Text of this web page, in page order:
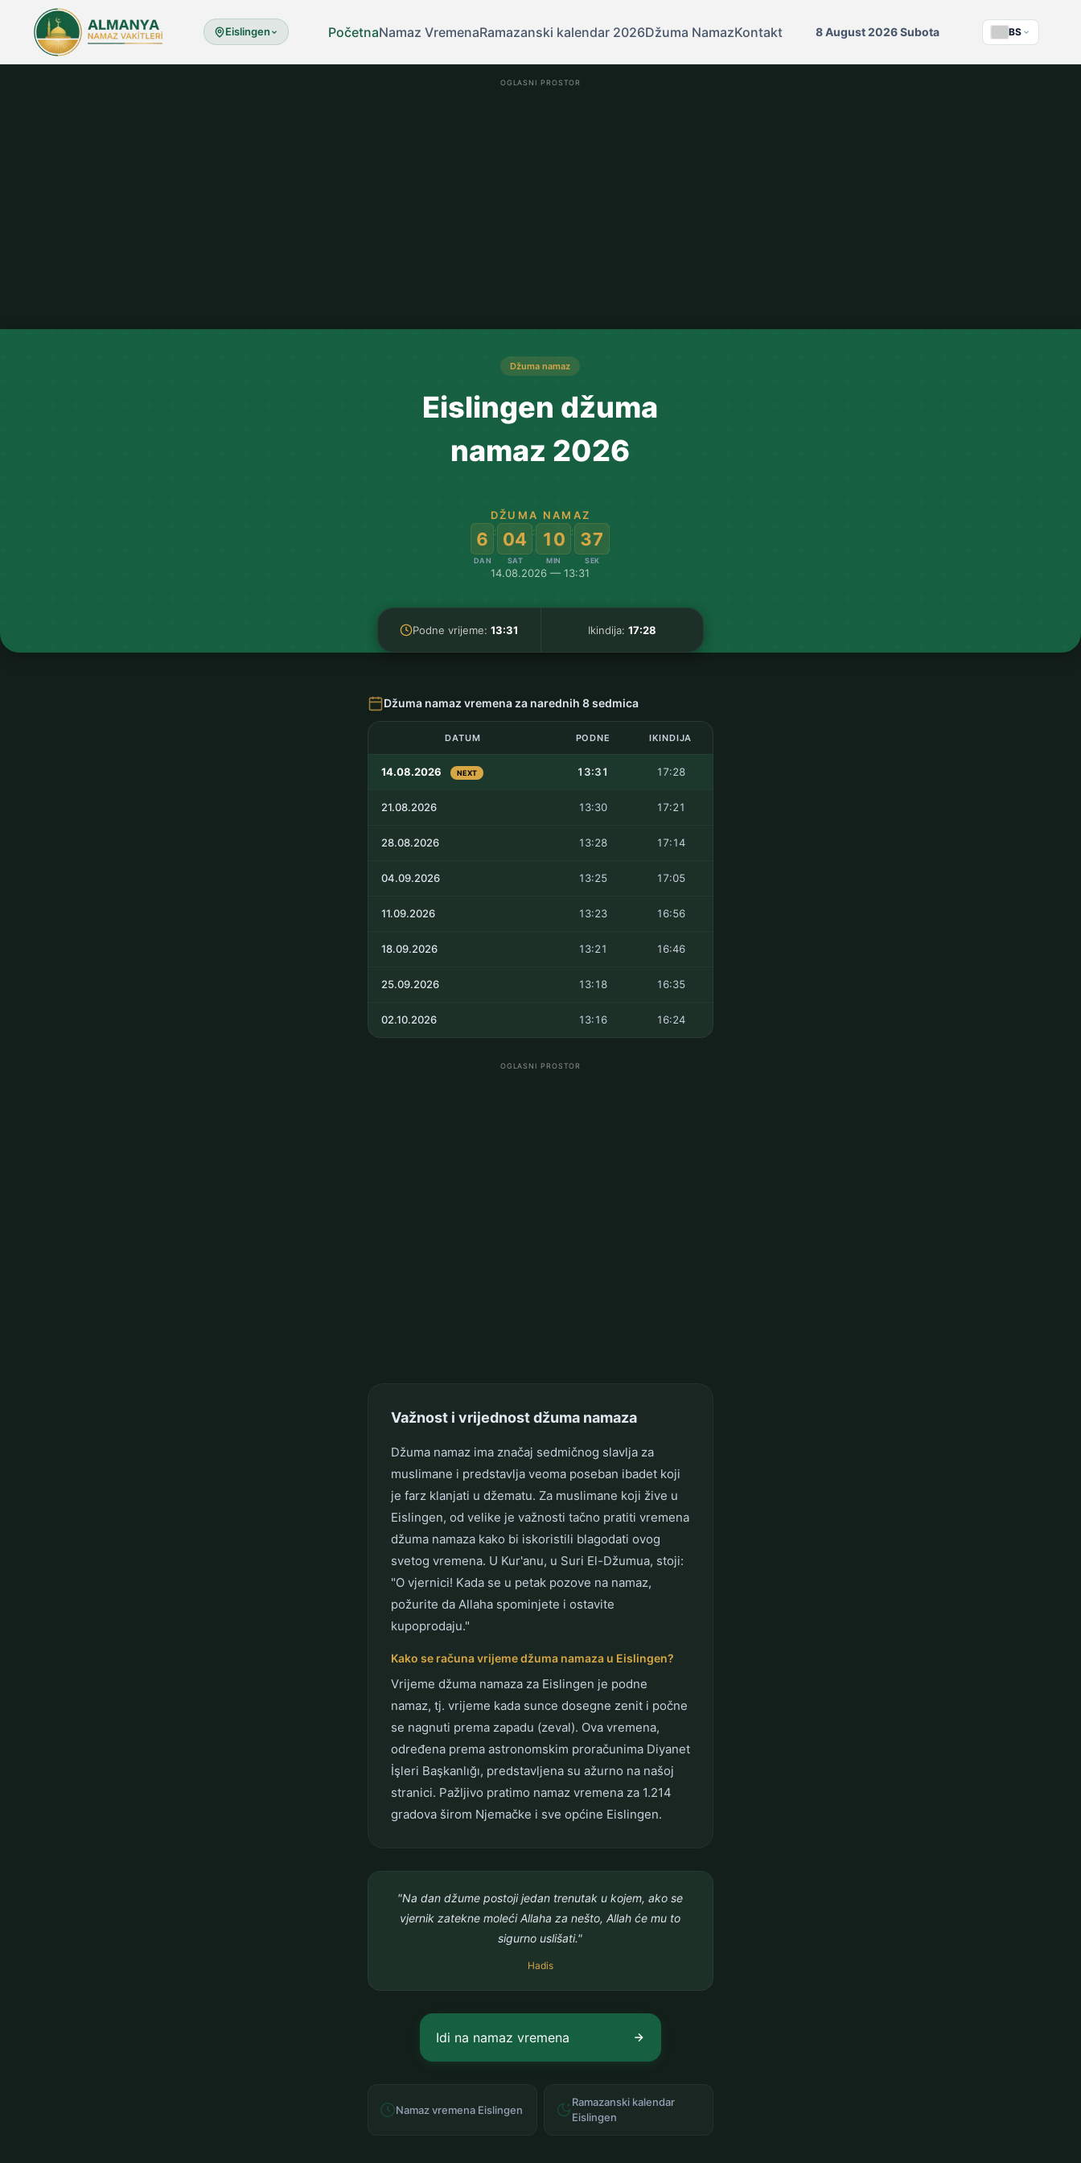
Eislingen PočetnaNamaz VremenaRamazanski kalendar 2026Džuma NamazKontakt 8 August 2026 Subota BS
OGLASNI PROSTOR
Džuma namaz
Eislingen džuma
namaz 2026
DŽUMA NAMAZ
6
DAN
: 04
SAT
: 10
MIN
: 36
SEK
14.08.2026 — 13:31
Podne vrijeme:13:31 Ikindija: 17:28
Džuma namaz vremena za narednih 8 sedmica
DATUM PODNE IKINDIJA
14.08.2026 NEXT 13:31 17:28
21.08.2026 13:30 17:21
28.08.2026 13:28 17:14
04.09.2026 13:25 17:05
11.09.2026 13:23 16:56
18.09.2026 13:21 16:46
25.09.2026 13:18 16:35
02.10.2026 13:16 16:24
OGLASNI PROSTOR
Važnost i vrijednost džuma namaza
Džuma namaz ima značaj sedmičnog slavlja za
muslimane i predstavlja veoma poseban ibadet koji
je farz klanjati u džematu. Za muslimane koji žive u
Eislingen, od velike je važnosti tačno pratiti vremena
džuma namaza kako bi iskoristili blagodati ovog
svetog vremena. U Kur'anu, u Suri El-Džumua, stoji:
"O vjernici! Kada se u petak pozove na namaz,
požurite da Allaha spominjete i ostavite
kupoprodaju."
Kako se računa vrijeme džuma namaza u Eislingen?
Vrijeme džuma namaza za Eislingen je podne
namaz, tj. vrijeme kada sunce dosegne zenit i počne
se nagnuti prema zapadu (zeval). Ova vremena,
određena prema astronomskim proračunima Diyanet
İşleri Başkanlığı, predstavljena su ažurno na našoj
stranici. Pažljivo pratimo namaz vremena za 1.214
gradova širom Njemačke i sve općine Eislingen.
"Na dan džume postoji jedan trenutak u kojem, ako se
vjernik zatekne moleći Allaha za nešto, Allah će mu to
sigurno uslišati."
Hadis
Idi na namaz vremena
Namaz vremena Eislingen
Ramazanski kalendar
Eislingen